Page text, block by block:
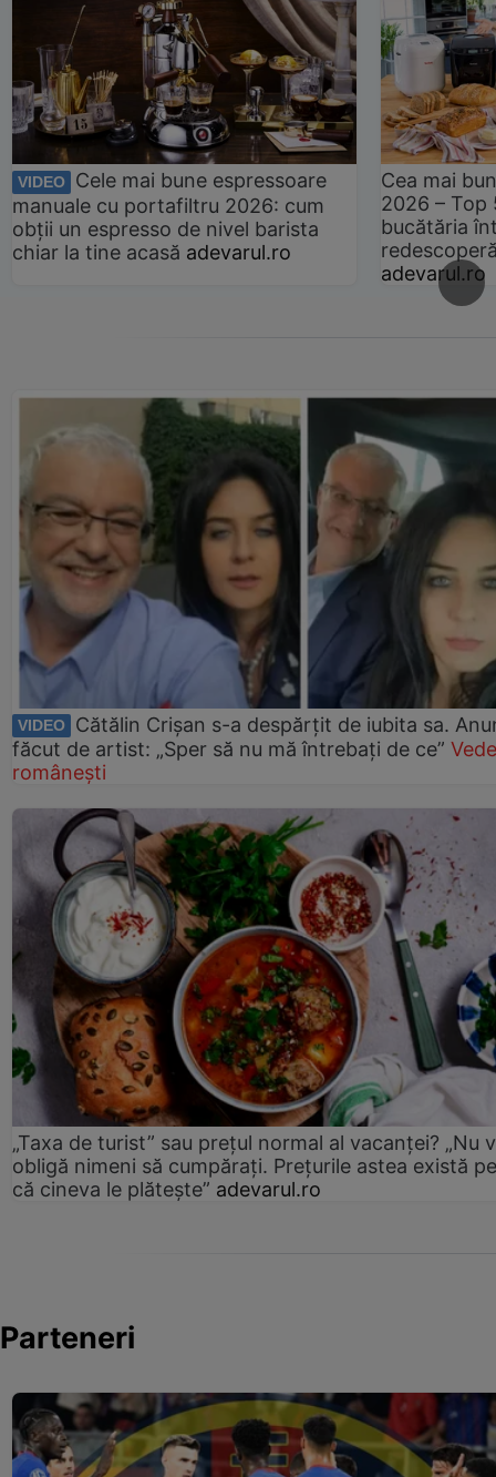
VIDEO
Cele mai bune espressoare
manuale cu portafiltru 2026: cum
obții un espresso de nivel barista
chiar la tine acasă adevarul.ro
Cea mai
2026 –
bucătăria
adevarul.ro
VIDEO
Cătălin Crișan s-a despărțit de iubita sa.
făcut de artist: „Sper să nu mă întrebați de ce”
românești
„Taxa de turist” sau prețul normal al vacanței? „Nu
obligă nimeni să cumpărați. Prețurile astea există
că cineva le plătește” adevarul.ro
Parteneri